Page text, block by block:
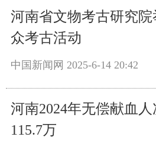
河南省文物考古研究院
众考古活动
中国新闻网 2025-6-14 20:42
河南2024年无偿献血人
115.7万